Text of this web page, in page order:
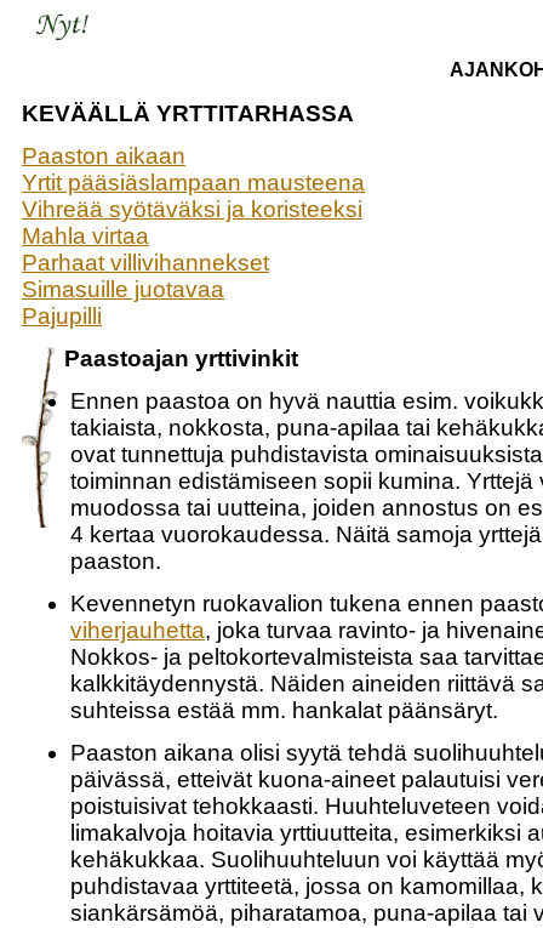
KEVÄÄLLÄ YRTTITARHASSA
Paaston aikaan
Yrtit pääsiäslampaan mausteena
Vihreää syötäväksi ja koristeeksi
Mahla virtaa
Parhaat villivihannekset
Simasuille juotavaa
Pajupilli
Paastoajan yrttivinkit
Ennen paastoa on hyvä nauttia esim.
takiaista, nokkosta, puna-apilaa tai
ovat tunnettuja puhdistavista
toiminnan edistämiseen sopii kumina. Yrttejä
muodossa tai uutteina, joiden annostus on
4 kertaa vuorokaudessa. Näitä samoja
paaston.
Kevennetyn ruokavalion tukena ennen
viherjauhetta, joka turvaa ravinto- ja
Nokkos- ja peltokortevalmisteista saa
kalkkitäydennystä. Näiden aineiden riittävä
suhteissa estää mm. hankalat päänsäryt.
Paaston aikana olisi syytä tehdä
päivässä, etteivät kuona-aineet palautuisi
poistuisivat tehokkaasti. Huuhteluveteen
limakalvoja hoitavia yrttiuutteita, esimerkiksi
kehäkukkaa. Suolihuuhteluun voi käyttää
puhdistavaa yrttiteetä, jossa on kamomillaa,
siankärsämöä, piharatamoa, puna-apilaa tai